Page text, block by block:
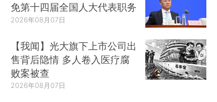
免第十四届全国人大代表职务
2026年08月07日
【我闻】光大旗下上市公司出
售背后隐情 多人卷入医疗腐
败案被查
2026年08月07日